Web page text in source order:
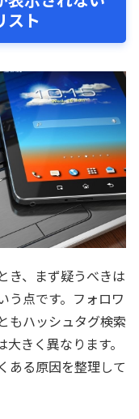
スト
き、まず疑うべきは
う点です。フォロワ
もハッシュタグ検索
きく異なります。
ある原因を整理して